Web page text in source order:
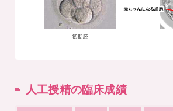
人工授精の臨床成績